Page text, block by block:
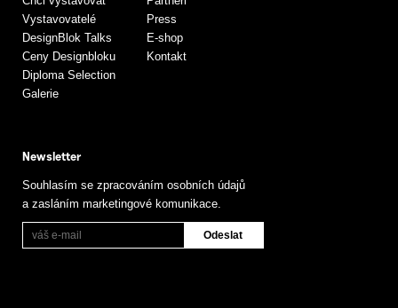
Vystavovatelé
DesignBlok Talks
Ceny Designbloku
Diploma Selection
Galerie
Press
E-shop
Kontakt
Newsletter
Souhlasím se zpracováním osobních údajů
a zasláním marketingové komunikace.